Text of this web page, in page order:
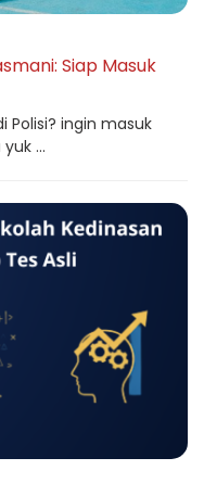
Siap Masuk
ingin masuk
...